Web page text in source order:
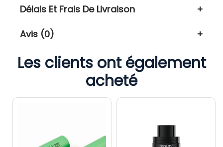
Délais Et Frais De Livraison
Avis (0)
Les clients ont également
acheté